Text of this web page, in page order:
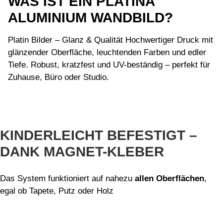
ALUMINIUM WANDBILD?
Platin Bilder – Glanz & Qualität Hochwertiger Druck mit
glänzender Oberfläche, leuchtenden Farben und edler
Tiefe. Robust, kratzfest und UV-beständig – perfekt für
Zuhause, Büro oder Studio.
KINDERLEICHT BEFESTIGT –
DANK MAGNET-KLEBER
Das System funktioniert auf nahezu allen Oberflächen,
egal ob Tapete, Putz oder Holz